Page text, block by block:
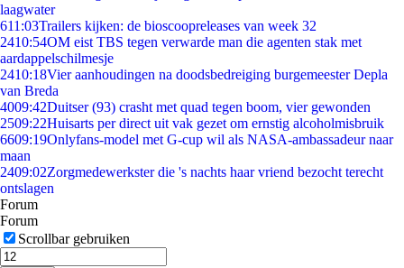
laagwater
611:03Trailers kijken: de bioscoopreleases van week 32
2410:54OM eist TBS tegen verwarde man die agenten stak met
aardappelschilmesje
2410:18Vier aanhoudingen na doodsbedreiging burgemeester Depla
van Breda
4009:42Duitser (93) crasht met quad tegen boom, vier gewonden
2509:22Huisarts per direct uit vak gezet om ernstig alcoholmisbruik
6609:19Onlyfans-model met G-cup wil als NASA-ambassadeur naar
maan
2409:02Zorgmedewerkster die 's nachts haar vriend bezocht terecht
ontslagen
Forum
Forum
Scrollbar gebruiken